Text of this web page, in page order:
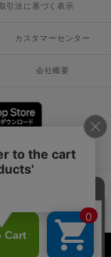
引法に基づく表示
カスタマーセンター
会社概要
mail
Reserved.